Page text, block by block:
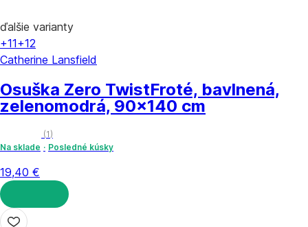
ďalšie varianty
+11+12
Catherine Lansfield
Osuška Zero TwistFroté, bavlnená,
zelenomodrá, 90x140 cm
(1 )
Na sklade
Posledné kúsky
19,40 €
DO KOŠÍKA